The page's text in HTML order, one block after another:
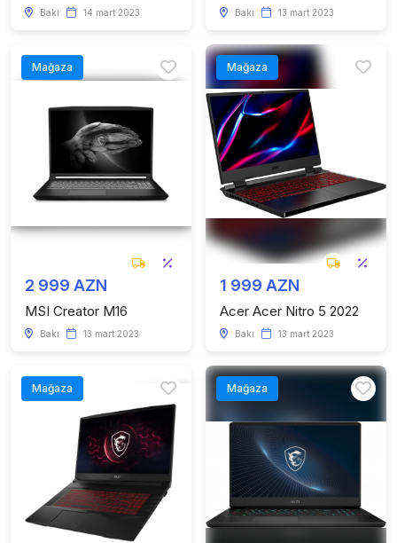
Bakı 14 mart 2023 Bakı 13 mart 2023
Mağaza
2 999 AZN
MSI Creator M16
Bakı 13 mart 2023
Mağaza
1 999 AZN
Acer Acer Nitro 5 2022
Bakı 13 mart 2023
Mağaza Mağaza